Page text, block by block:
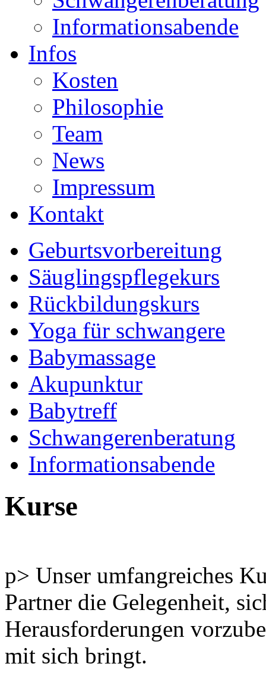
Informationsabende
Infos
Kosten
Philosophie
Team
News
Impressum
Kontakt
Geburtsvorbereitung
Säuglingspflegekurs
Rückbildungskurs
Yoga für schwangere
Babymassage
Akupunktur
Babytreff
Schwangerenberatung
Informationsabende
Kurse
p> Unser umfangreiches
Partner die Gelegenheit,
Herausforderungen
mit sich bringt.